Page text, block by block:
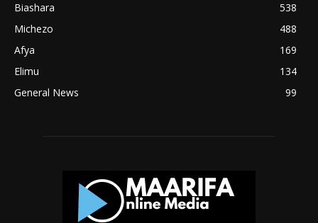
Biashara
538
Michezo
488
Afya
169
Elimu
134
General News
99